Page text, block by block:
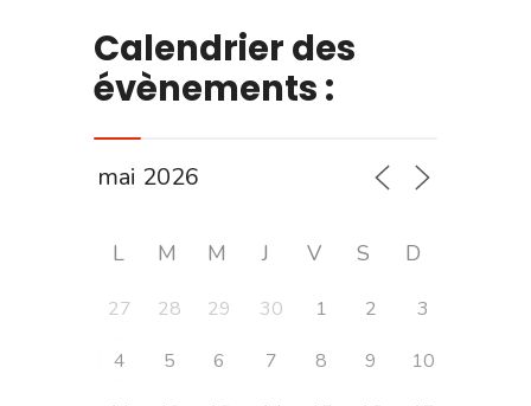
Calendrier des
évènements :
L M M J V S D
27 28 29 30 1 2
3
4
5 6 7 8 9
10